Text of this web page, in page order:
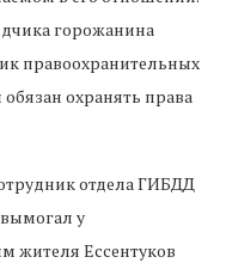
горожанина
правоохранительных
охранять права
отдела ГИБДД
у
жителя Ессентуков